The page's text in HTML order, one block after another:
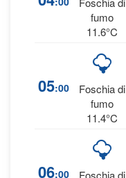
fumo
11.6°C
05:00
Foschia di
fumo
11.4°C
06:00 Foschia di